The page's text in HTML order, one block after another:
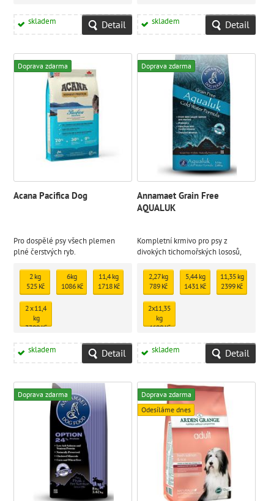
skladem Detail skladem Detail
Doprava zdarma
Acana Pacifica Dog
Pro dospělé psy všech plemen
plné čerstvých ryb.
2 kg
525 Kč
6kg
1086 Kč
11,4 kg
1718 Kč
2 x 11,4
kg
3399 Kč
skladem Detail
Doprava zdarma
Annamaet Grain Free
AQUALUK
Kompletní krmivo pro psy z
divokých tichomořských lososů,
2,27 kg
789 Kč
5,44 kg
1431 Kč
11,35 kg
2399 Kč
2x11,35
kg
4698 Kč
skladem Detail
Doprava zdarma
Doprava zdarma
Odesíláme dnes